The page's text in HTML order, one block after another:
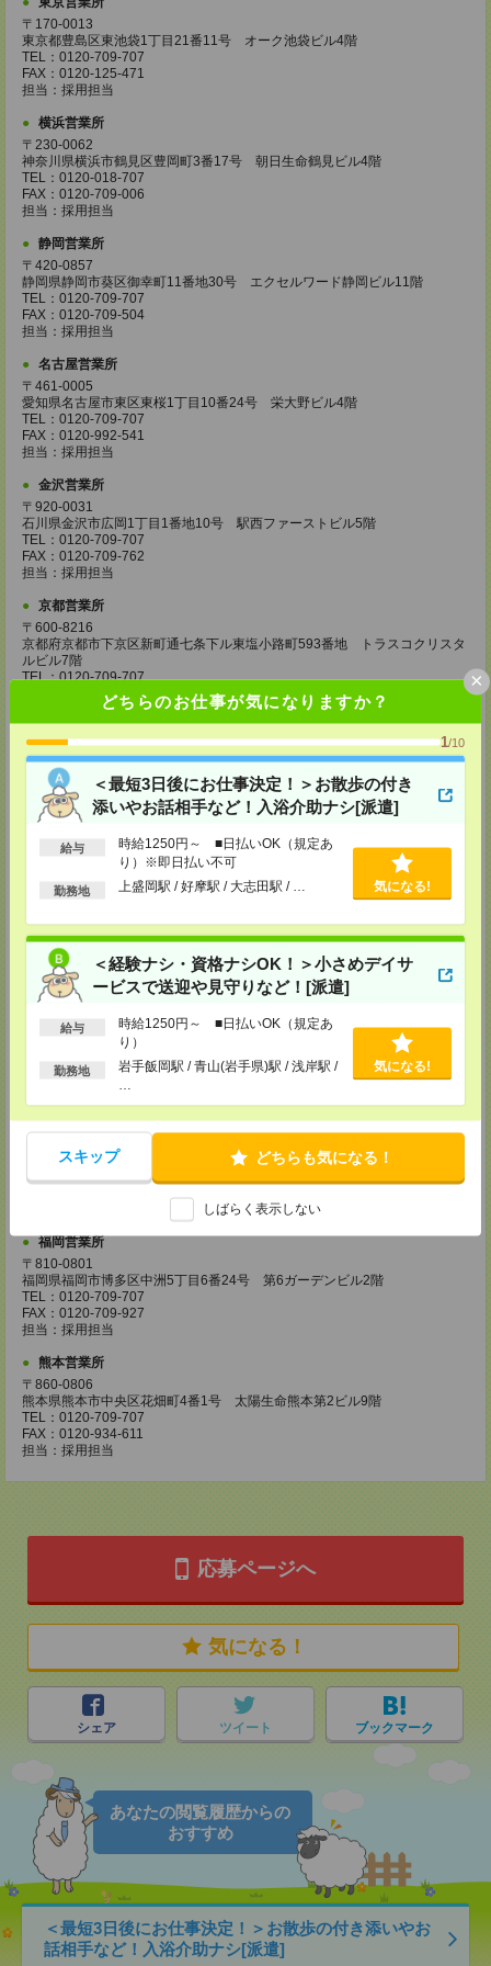
どちらのお仕事が気になりますか？
1/10
＜最短3日後にお仕事決定！＞お散歩の付き
添いやお話相手など！入浴介助ナシ[派遣]
給与
時給1250円～ ■日払いOK（規定あ
り）※即日払い不可
勤務地 上盛岡駅 / 好摩駅 / 大志田駅 / … 気になる!
＜経験ナシ・資格ナシOK！＞小さめデイサ
ービスで送迎や見守りなど！[派遣]
給与
時給1250円～ ■日払いOK（規定あ
り）
勤務地
岩手飯岡駅 / 青山(岩手県)駅 / 浅岸駅 /
気になる!
スキップ どちらも気になる！
しばらく表示しない
×
〒170-0013
東京都豊島区東池袋1丁目21番11号 オーク池袋ビル4階
TEL：0120-709-707
FAX：0120-125-471
担当：採用担当
横浜営業所
〒230-0062
神奈川県横浜市鶴見区豊岡町3番17号 朝日生命鶴見ビル4階
TEL：0120-018-707
FAX：0120-709-006
担当：採用担当
静岡営業所
〒420-0857
静岡県静岡市葵区御幸町11番地30号 エクセルワード静岡ビル11階
TEL：0120-709-707
FAX：0120-709-504
担当：採用担当
名古屋営業所
〒461-0005
愛知県名古屋市東区東桜1丁目10番24号 栄大野ビル4階
TEL：0120-709-707
FAX：0120-992-541
担当：採用担当
金沢営業所
〒920-0031
石川県金沢市広岡1丁目1番地10号 駅西ファーストビル5階
TEL：0120-709-707
FAX：0120-709-762
担当：採用担当
京都営業所
〒600-8216
京都府京都市下京区新町通七条下ル東塩小路町593番地 トラスコクリスタ
ルビル7階
TEL：0120-709-707
FAX：0120-709-751
担当：採用担当
大阪営業所
〒530-0017
大阪府大阪市北区角田町8番1号 大阪梅田ツインタワーズ・ノース34階
TEL：0120-995-985
FAX：0120-992-568
〒650-0044
兵庫県神戸市中央区東川崎町1丁目3番3号 神戸ハーバーランドセンタービ
TEL：0120-995-984
FAX：0120-709-785
担当：採用担当
広島営業所
〒730-0031
広島県広島市中区紙屋町2丁目1番地22号 広島興銀ビル11階
FAX：0120-934-504
松山営業所
愛媛県松山市三番町7丁目1番地21号 ジブラルタ生命松山ビル8階
TEL：0120-709-707
福岡営業所
〒810-0801
福岡県福岡市博多区中洲5丁目6番24号 第6ガーデンビル2階
TEL：0120-709-707
FAX：0120-709-927
担当：採用担当
熊本営業所
〒860-0806
熊本県熊本市中央区花畑町4番1号 太陽生命熊本第2ビル9階
TEL：0120-709-707
FAX：0120-934-611
担当：採用担当
応募ページへ
気になる！
シェア ツイート ブックマーク
あなたの閲覧履歴からの
おすすめ
＜最短3日後にお仕事決定！＞お散歩の付き添いやお
話相手など！入浴介助ナシ[派遣]